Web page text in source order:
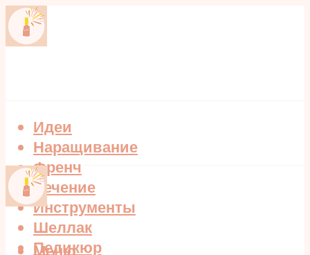
Идеи
Наращивание
Френч
Лечение
Инструменты
Шеллак
Педикюр
Меню